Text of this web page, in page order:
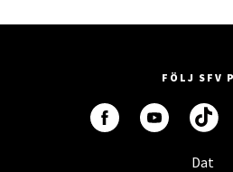
FÖLJ SFV
Dat